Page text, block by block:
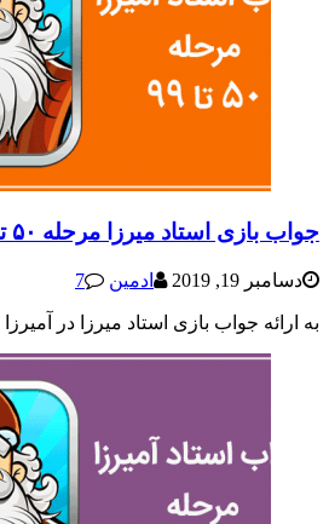
جواب بازی استاد میرزا مرحله ۵۰ تا ۹۹
دسامبر 19, 2019 ادمین 7
به ارائه جواب بازی استاد میرزا در آمیرزا از مرحله 50 تا 99 می پردازیم. به صورت کلی تا به